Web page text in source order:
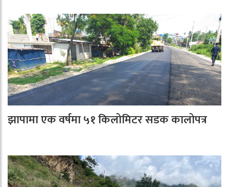
झापामा एक वर्षमा ५१ किलोमिटर सडक कालोपत्र